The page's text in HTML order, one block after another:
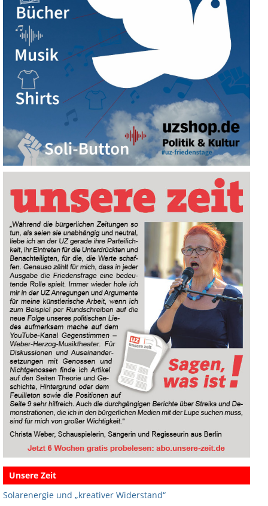
Unsere Zeit
Solarenergie und „kreativer Widerstand“